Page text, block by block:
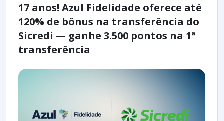
17 anos! Azul Fidelidade oferece até
120% de bônus na transferência do
Sicredi — ganhe 3.500 pontos na 1ª
transferência